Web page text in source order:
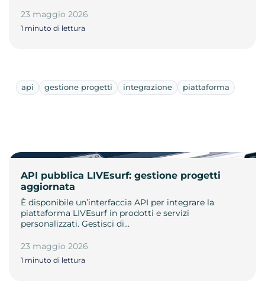
23 maggio 2026
1 minuto di lettura
api gestione progetti integrazione piattaforma
API pubblica LIVEsurf: gestione progetti
aggiornata
È disponibile un’interfaccia API per integrare la
piattaforma LIVEsurf in prodotti e servizi
personalizzati. Gestisci di…
23 maggio 2026
1 minuto di lettura